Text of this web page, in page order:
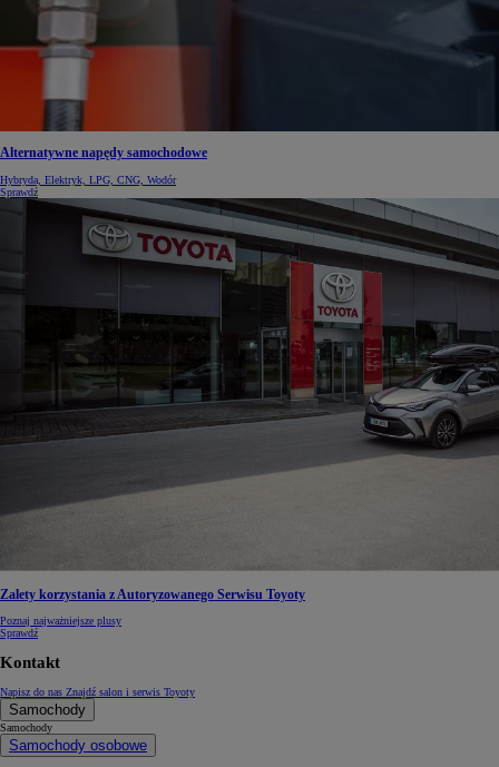
Alternatywne napędy samochodowe
Hybryda, Elektryk, LPG, CNG, Wodór
Sprawdź
Zalety korzystania z Autoryzowanego Serwisu Toyoty
Poznaj najważniejsze plusy
Sprawdź
Kontakt
Napisz do nas Znajdź salon i serwis Toyoty
Samochody
Samochody
Samochody osobowe